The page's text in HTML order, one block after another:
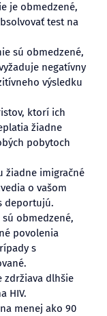
je obmedzené,
test na
sú obmedzené,
negatívny
výsledku
ktorí ich
žiadne
pobytoch
žiadne imigračné
o vašom
deportujú.
obmedzené,
povolenia
s
zdržiava dlhšie
HIV.
menej ako 90